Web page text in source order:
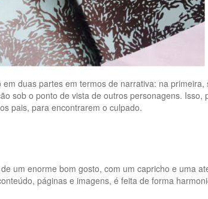
duas partes em termos de narrativa: na
sob o ponto de vista de outros personagens.
pais, para encontrarem o culpado.
um enorme bom gosto, com um capricho e uma
páginas e imagens, é feita de forma